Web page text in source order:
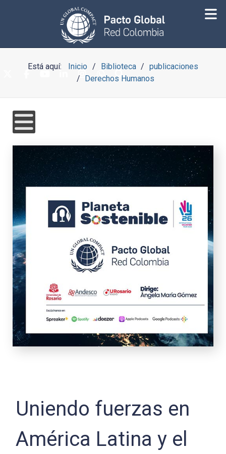
Está aquí: Inicio Biblioteca
publicaciones
Derechos Humanos
Uniendo fuerzas en
América Latina y el